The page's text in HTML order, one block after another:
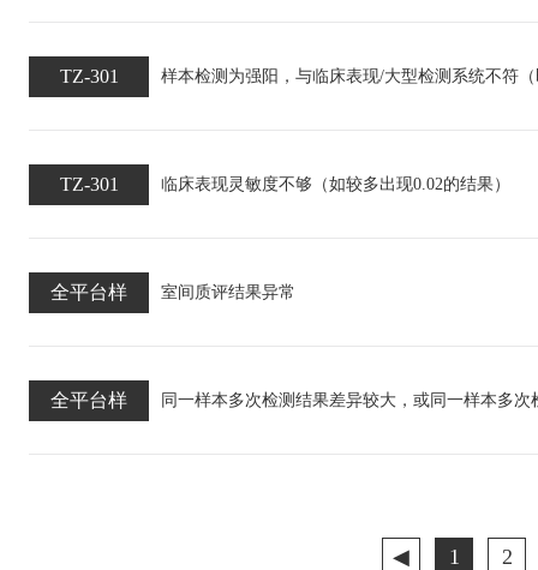
TZ-301 样本检测为强阳，与临床表现/大型检测系统不符
TZ-301 临床表现灵敏度不够（如较多出现0.02的结果）
全平台样 室间质评结果异常
全平台样 同一样本多次检测结果差异较大，或同一样本多次
◀ 1 2